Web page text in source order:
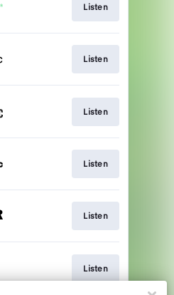
Listen
Listen
Listen
Listen
Listen
Listen